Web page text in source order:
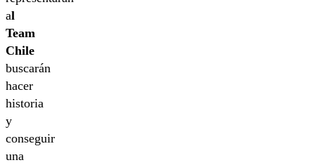
al
Team
Chile
buscarán
hacer
historia
y
conseguir
una